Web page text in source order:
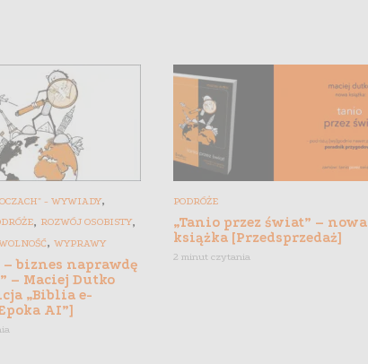
- WYWIADY,
, ROZWÓJ OSOBISTY,
,WYPRAWY
– biznes naprawdę
– Maciej Dutko
„Biblia e-
AI”]
PODRÓŻE
„Tanio przez świat” – nowa
książka [Przedsprzedaż]
2 minut czytania